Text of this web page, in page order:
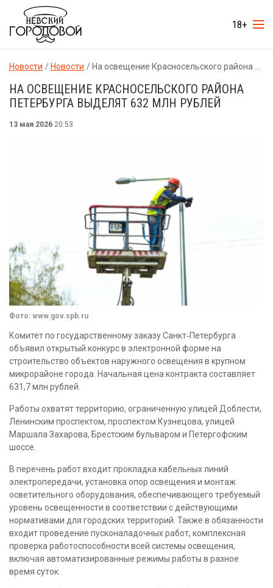
18+
Новости Новости На освещение Красносельского района Петербурга выделят 632 млн рублей
НА ОСВЕЩЕНИЕ КРАСНОСЕЛЬСКОГО РАЙОНА
ПЕТЕРБУРГА ВЫДЕЛЯТ 632 МЛН РУБЛЕЙ
13 мая 2026 20:53
Фото: www.gov.spb.ru
Комитет по государственному заказу Санкт‑Петербурга
объявил открытый конкурс в электронной форме на
строительство объектов наружного освещения в крупном
микрорайоне города. Начальная цена контракта составляет
631,7 млн рублей.
Работы охватят территорию, ограниченную улицей Доблести,
Ленинским проспектом, проспектом Кузнецова, улицей
Маршала Захарова, Брестским бульваром и Петергофским
шоссе.
В перечень работ входит прокладка кабельных линий
электропередачи, установка опор освещения и монтаж
осветительного оборудования, обеспечивающего требуемый
уровень освещенности в соответствии с действующими
нормативами для городских территорий. Также в обязанности
входит проведение пусконаладочных работ, комплексная
проверка работоспособности всей системы освещения,
включая автоматизированные режимы работы в разное
время суток.